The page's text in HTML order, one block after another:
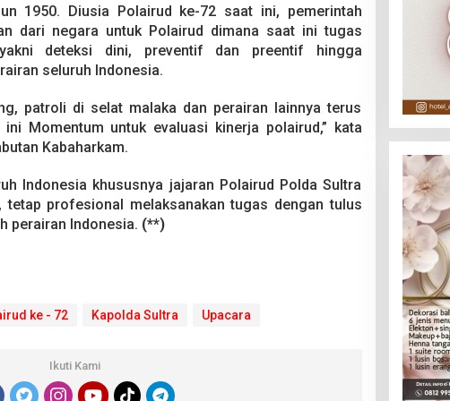
1950. Diusia Polairud ke-72 saat ini, pemerintah
dari negara untuk Polairud dimana saat ini tugas
deteksi dini, preventif dan preentif hingga
seluruh Indonesia.
patroli di selat malaka dan perairan lainnya terus
Momentum untuk evaluasi kinerja polairud,” kata
Kabaharkam.
Indonesia khususnya jajaran Polairud Polda Sultra
profesional melaksanakan tugas dengan tulus
perairan Indonesia. (**)
ke - 72 Kapolda Sultra Upacara
Ikuti Kami